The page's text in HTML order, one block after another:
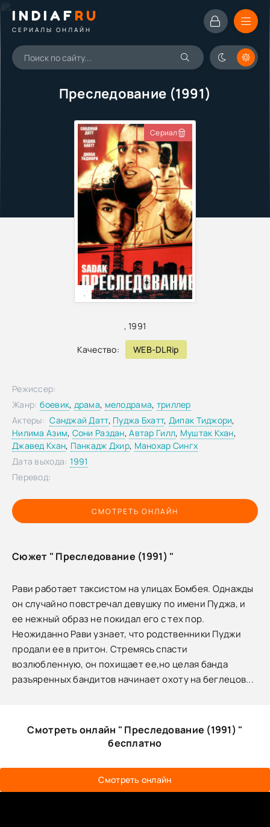
INDIAFRU
СЕРИАЛЫ ОНЛАЙН
Преследование (1991)
,1991
Качество: WEB-DLRip
Сериал
,
СМОТРЕТЬ ОНЛАЙН
Режиссер:
Жанр: боевик, драма, мелодрама, триллер
Актеры: Санджай Датт, Пуджа Бхатт, Дипак Тиджори,
Нилима Азим, Сони Раздан,Автар Гилл, Муштак Кхан,
Джавед Кхан, Панкадж Дхир, Манохар Сингх
Дата выхода: 1991
Перевод:
Сюжет " Преследование (1991) "
Рави работает таксистом на улицах Бомбея. Однажды
он случайно повстречал девушку по имени Пуджа, и
ее нежный образ не покидал его с тех пор.
Неожиданно Рави узнает, что родственники Пуджи
продали ее в притон. Стремясь спасти
возлюбленную, он похищает ее,но целая банда
разъяренных бандитов начинает охоту на беглецов...
Смотреть онлайн " Преследование (1991) "
бесплатно
Смотреть онлайн